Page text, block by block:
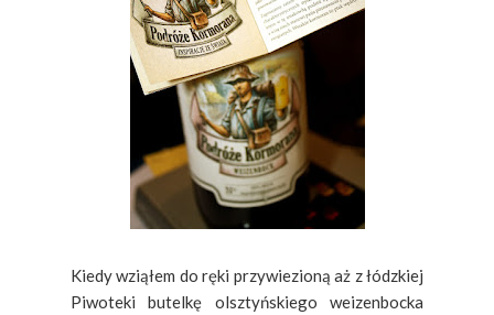
Kiedy wziąłem do ręki przywiezioną aż z łódzkiej
Piwoteki butelkę olsztyńskiego weizenbocka